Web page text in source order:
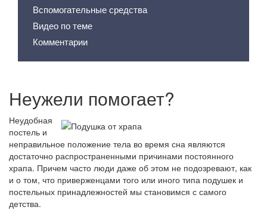
Вспомогательные средства
Видео по теме
Комментарии
Неужели помогает?
Неудобная
постель и
неправильное положение тела во время сна являются
достаточно распространенными причинами постоянного
храпа. Причем часто люди даже об этом не подозревают, как
и о том, что приверженцами того или иного типа подушек и
постельных принадлежностей мы становимся с самого
детства.